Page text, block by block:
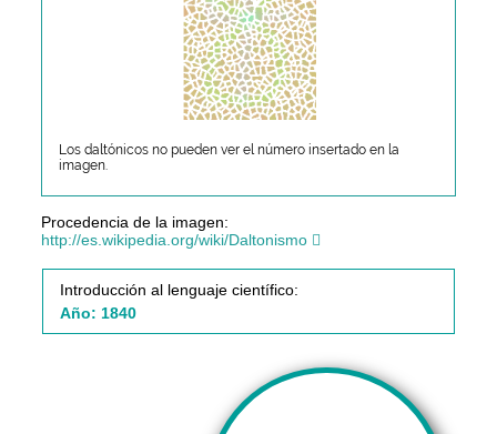
Los daltónicos no pueden ver el número insertado en la
imagen.
Procedencia de la imagen:
http://es.wikipedia.org/wiki/Daltonismo
Introducción al lenguaje científico:
Año: 1840